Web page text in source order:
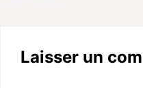
Laisser un